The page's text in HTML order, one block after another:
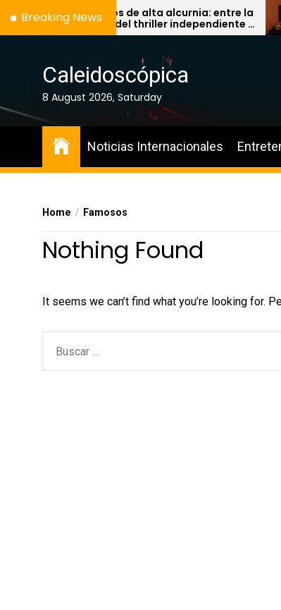
Breaking News
Misterios de alta alcurnia: entre la
lucidez del thriller independiente y
la pereza del algoritmo
Caleidoscópica
8 August 2026, Saturday
Noticias Internacionales
Home Famosos
Nothing Found
It seems we can’t find what you’re looking for.